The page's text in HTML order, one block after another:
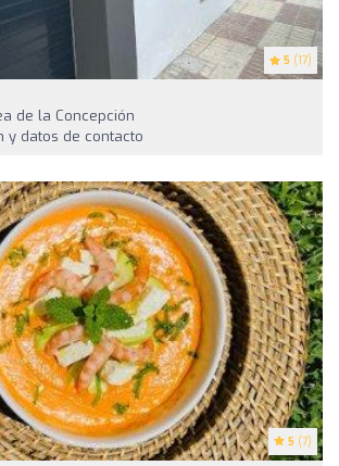
5 (17)
de la Concepción
y datos de contacto
5 (7)